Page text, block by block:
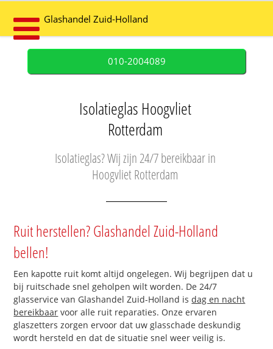
Glashandel Zuid-Holland
010-2004089
Isolatieglas Hoogvliet
Rotterdam
Isolatieglas? Wij zijn 24/7 bereikbaar in
Hoogvliet Rotterdam
Ruit herstellen? Glashandel Zuid-Holland
bellen!
Een kapotte ruit komt altijd ongelegen. Wij begrijpen dat u
bij ruitschade snel geholpen wilt worden. De 24/7
glasservice van Glashandel Zuid-Holland isdag en nacht
bereikbaar voor alle ruit reparaties. Onze ervaren
glaszetters zorgen ervoor dat uw glasschade deskundig
wordt hersteld en dat de situatie snel weer veilig is.